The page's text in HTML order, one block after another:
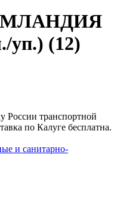
уп.) (12)
России транспортной
по Калуге бесплатна.
и санитарно-